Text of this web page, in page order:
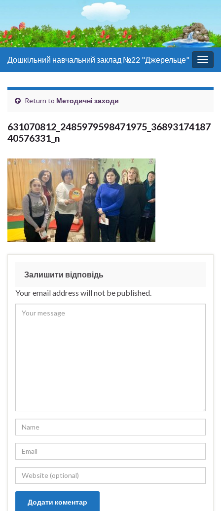
Дошкільний навчальний заклад №22 "Джерельце"
Return to Методичні заходи
631070812_2485979598471975_36893174187
40576331_n
Залишити відповідь
Your email address will not be published.